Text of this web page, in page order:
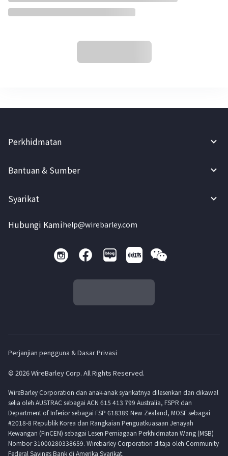
Perkhidmatan
Bantuan & Sumber
Syarikat
Hubungi Kamihelp@wirebarley.com
Perjanjian pengguna & Dasar Privasi
© 2026 WireBarley Corp. All Rights Reserved.
WireBarley Corporation dan anak-anak syarikatnya dilesenkan dan dikawal
selia oleh AUSTRAC sebagai ACN 615 413 799 Australia, FSPR dan
Department of Inferior sebagai FSP 618389 New Zealand, MOSF sebagai
#2018-8 Republik Korea dan Rangkaian Penguatkuasaan Jenayah
Kewangan (FinCEN) sebagai Lesen Perniagaan Perkhidmatan Wang (MSB)
Nombor 31000280338659. Wirebarley Corporation ditaja oleh Community
Federal Savings Bank di Amerika Syarikat.